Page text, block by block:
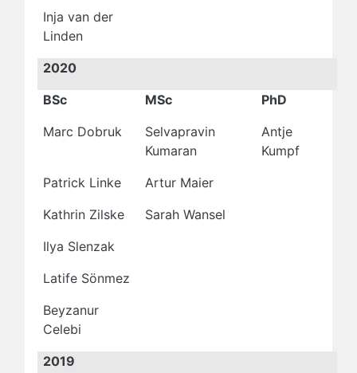
Inja van der
Linden
2020
BSc
MSc
PhD
Marc Dobruk
Selvapravin
Kumaran
Antje
Kumpf
Patrick Linke
Artur Maier
Kathrin Zilske
Sarah Wansel
Ilya Slenzak
Latife Sönmez
Beyzanur
Celebi
2019